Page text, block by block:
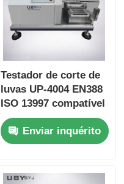
Testador de corte de
luvas UP-4004 EN388
ISO 13997 compatível
com carga de teste
ajustável 5N ~ 50N e
sensor de pressão de
Enviar inquérito